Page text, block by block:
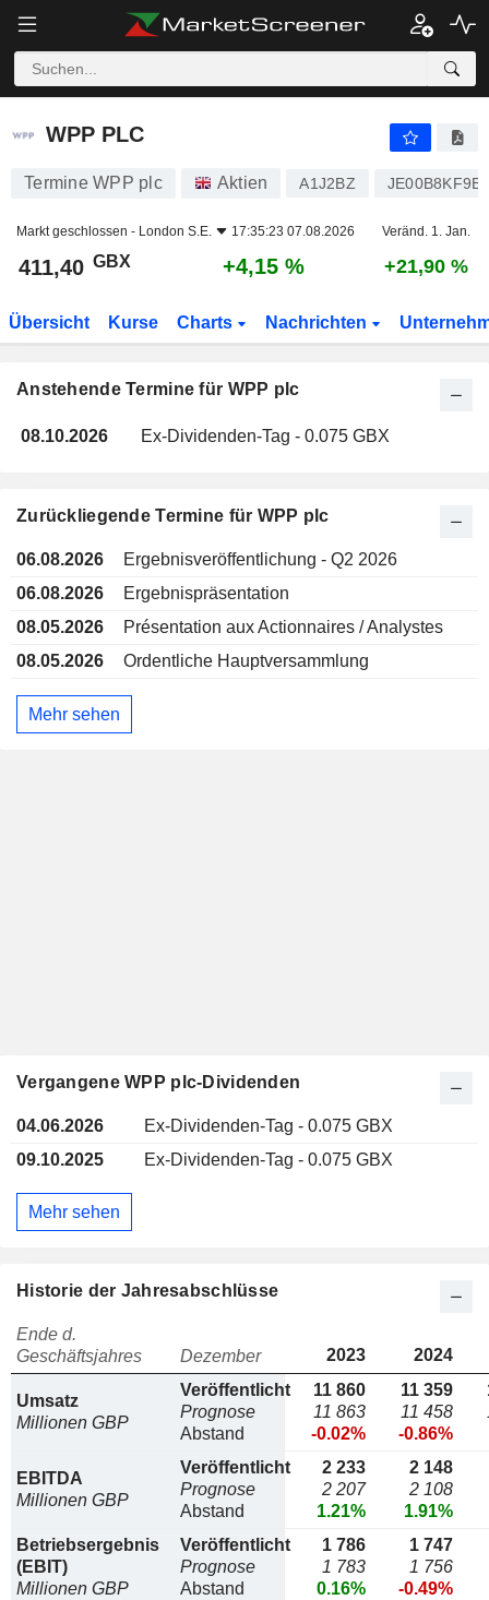
WPP PLC
WPP PLC
Termine WPP plc Aktien A1J2BZ
Markt geschlossen - London S.E. 17:35:23 07.08.2026 Veränd. 1. Jan.
411,40 GBX +4,15 % +21,90 %
Übersicht Kurse Charts Nachrichten
Anstehende Termine für WPP plc
08.10.2026 Ex-Dividenden-Tag - 0.075 GBX
Zurückliegende Termine für WPP plc
06.08.2026
Ergebnisveröffentlichung - Q2 2026
06.08.2026
Ergebnispräsentation
08.05.2026
Présentation aux Actionnaires / Analystes
08.05.2026
Ordentliche Hauptversammlung
Mehr sehen
Vergangene WPP plc-Dividenden
04.06.2026
Ex-Dividenden-Tag - 0.075 GBX
09.10.2025
Ex-Dividenden-Tag - 0.075 GBX
Mehr sehen
Historie der Jahresabschlüsse
Ende d.
Geschäftsjahres
Dezember 2023 2024
Umsatz
Millionen GBP
Veröffentlicht
Prognose
Abstand
11 860
11 863
-0.02%
11 359
11 458
-0.86%
EBITDA
Millionen GBP
Veröffentlicht
Prognose
Abstand
2 233
2 207
1.21%
2 148
2 108
1.91%
Betriebsergebnis
(EBIT)
Millionen GBP
Veröffentlicht
Prognose
Abstand
1 786
1 783
0.16%
1 747
1 756
-0.49%